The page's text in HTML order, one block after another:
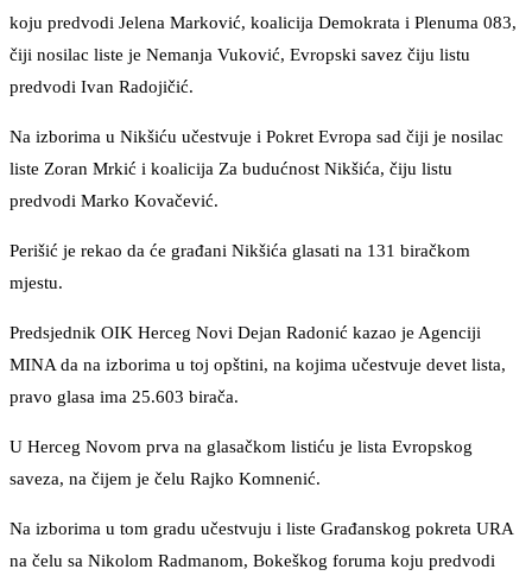
koju predvodi Jelena Marković, koalicija Demokrata i Plenuma 083,
čiji nosilac liste je Nemanja Vuković, Evropski savez čiju listu
predvodi Ivan Radojičić.
Na izborima u Nikšiću učestvuje i Pokret Evropa sad čiji je nosilac
liste Zoran Mrkić i koalicija Za budućnost Nikšića, čiju listu
predvodi Marko Kovačević.
Perišić je rekao da će građani Nikšića glasati na 131 biračkom
mjestu.
Predsjednik OIK Herceg Novi Dejan Radonić kazao je Agenciji
MINA da na izborima u toj opštini, na kojima učestvuje devet lista,
pravo glasa ima 25.603 birača.
U Herceg Novom prva na glasačkom listiću je lista Evropskog
saveza, na čijem je čelu Rajko Komnenić.
Na izborima u tom gradu učestvuju i liste Građanskog pokreta URA
na čelu sa Nikolom Radmanom, Bokeškog foruma koju predvodi